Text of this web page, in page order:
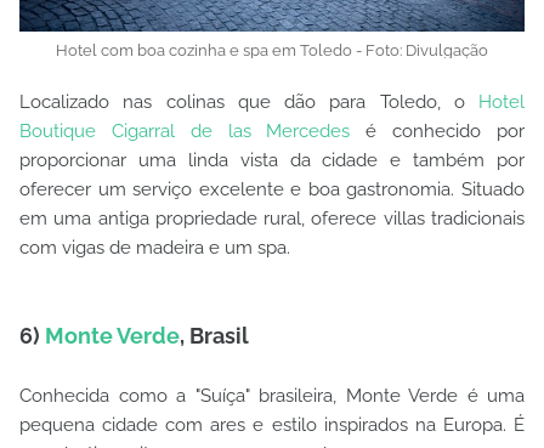
Hotel com boa cozinha e spa em Toledo - Foto: Divulgação
Localizado nas colinas que dão para Toledo, o Hotel
Boutique Cigarral de las Mercedes é conhecido por
proporcionar uma linda vista da cidade e também por
oferecer um serviço excelente e boa gastronomia. Situado
em uma antiga propriedade rural, oferece villas tradicionais
com vigas de madeira e um spa.
6) Monte Verde, Brasil
Conhecida como a "Suíça" brasileira, Monte Verde é uma
pequena cidade com ares e estilo inspirados na Europa. É